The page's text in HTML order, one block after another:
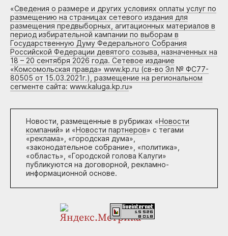
«Сведения о размере и других условиях оплаты услуг по
размещению на страницах сетевого издания для
размещения предвыборных, агитационных материалов в
период избирательной кампании по выборам в
Государственную Думу Федерального Собрания
Российской Федерации девятого созыва, назначенных на
18 – 20 сентября 2026 года. Сетевое издание
«Комсомольская правда» www.kp.ru (св-во Эл № ФС77-
80505 от 15.03.2021г.), размещение на региональном
сегменте сайта: www.kaluga.kp.ru»
Новости, размещенные в рубриках «Новости
компаний» и «Новости партнеров» с тегами
«реклама», «городская дума»,
«законодательное собрание», «политика»,
«область», «Городской голова Калуги»
публикуются на договорной, рекламно-
информационной основе.